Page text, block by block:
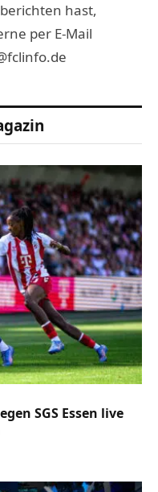
hast,
per E-Mail
SGS Essen live